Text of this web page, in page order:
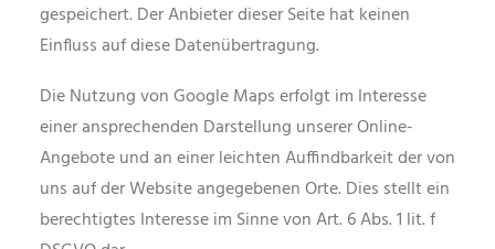
gespeichert. Der Anbieter dieser Seite hat keinen
Einfluss auf diese Datenübertragung.
Die Nutzung von Google Maps erfolgt im Interesse
einer ansprechenden Darstellung unserer Online-
Angebote und an einer leichten Auffindbarkeit der von
uns auf der Website angegebenen Orte. Dies stellt ein
berechtigtes Interesse im Sinne von Art. 6 Abs. 1 lit. f